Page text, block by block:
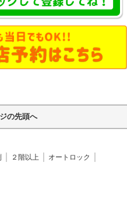
の先頭へ
２階以上
オートロック